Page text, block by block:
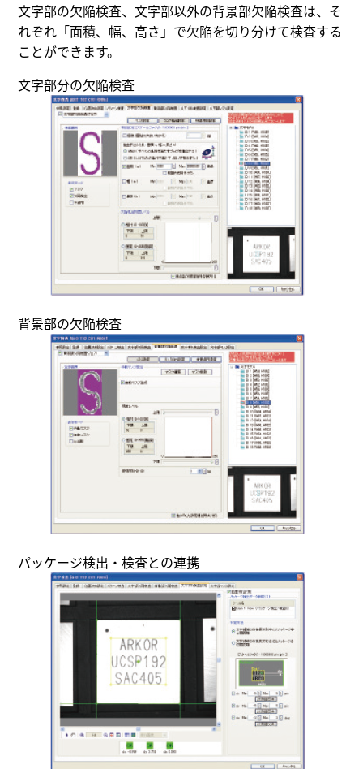
文字部の欠陥検査、文字部以外の背景部欠陥検査は、そ
れぞれ「面積、幅、高さ」で欠陥を切り分けて検査する
ことができます。
文字部分の欠陥検査
背景部の欠陥検査
パッケージ検出・検査との連携